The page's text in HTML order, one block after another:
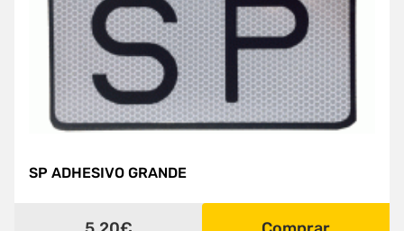
SP ADHESIVO GRANDE